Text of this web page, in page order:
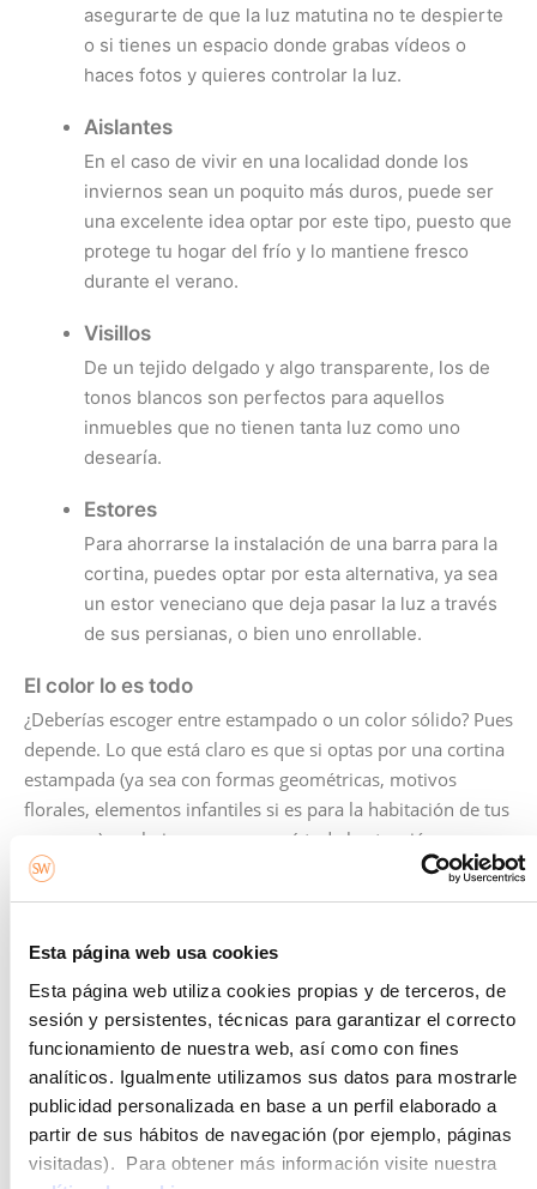
Esta página web usa cookies
Esta página web utiliza cookies propias y de terceros, de
sesión y persistentes, técnicas para garantizar el correcto
funcionamiento de nuestra web, así como con fines
analíticos. Igualmente utilizamos sus datos para mostrarle
publicidad personalizada en base a un perfil elaborado a
partir de sus hábitos de navegación (por ejemplo, páginas
visitadas). Para obtener más información visite nuestra
asegurarte de que la luz matutina no te despierte
o si tienes un espacio donde grabas vídeos o
haces fotos y quieres controlar la luz.
Aislantes
En el caso de vivir en una localidad donde los
inviernos sean un poquito más duros, puede ser
una excelente idea optar por este tipo, puesto que
protege tu hogar del frío y lo mantiene fresco
durante el verano.
Visillos
De un tejido delgado y algo transparente, los de
tonos blancos son perfectos para aquellos
inmuebles que no tienen tanta luz como uno
desearía.
Estores
Para ahorrarse la instalación de una barra para la
cortina, puedes optar por esta alternativa, ya sea
un estor veneciano que deja pasar la luz a través
de sus persianas, o bien uno enrollable.
El color lo es todo
¿Deberías escoger entre estampado o un color sólido? Pues
depende. Lo que está claro es que si optas por una cortina
estampada (ya sea con formas geométricas, motivos
florales, elementos infantiles si es para la habitación de tus
peques…) es obvio que acaparará toda la atención a
primera vista, siendo un protagonista indiscutible de la
estancia.